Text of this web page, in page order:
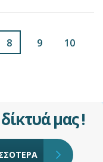
8 9
10
μας !